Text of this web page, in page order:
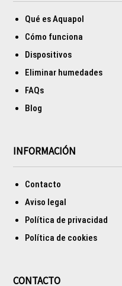
Qué es Aquapol
Cómo funciona
Dispositivos
Eliminar humedades
FAQs
Blog
INFORMACIÓN
Contacto
Aviso legal
Política de privacidad
Política de cookies
CONTACTO